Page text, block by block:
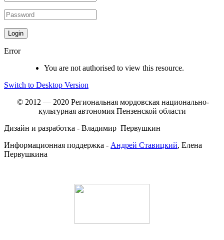
Error
You are not authorised to view this resource.
Switch to Desktop Version
© 2012 — 2020 Региональная мордовская национально-
культурная автономия Пензенской области
Дизайн и разработка - Владимир Первушкин
Информационная поддержка - Андрей Ставицкий, Елена
Первушкина